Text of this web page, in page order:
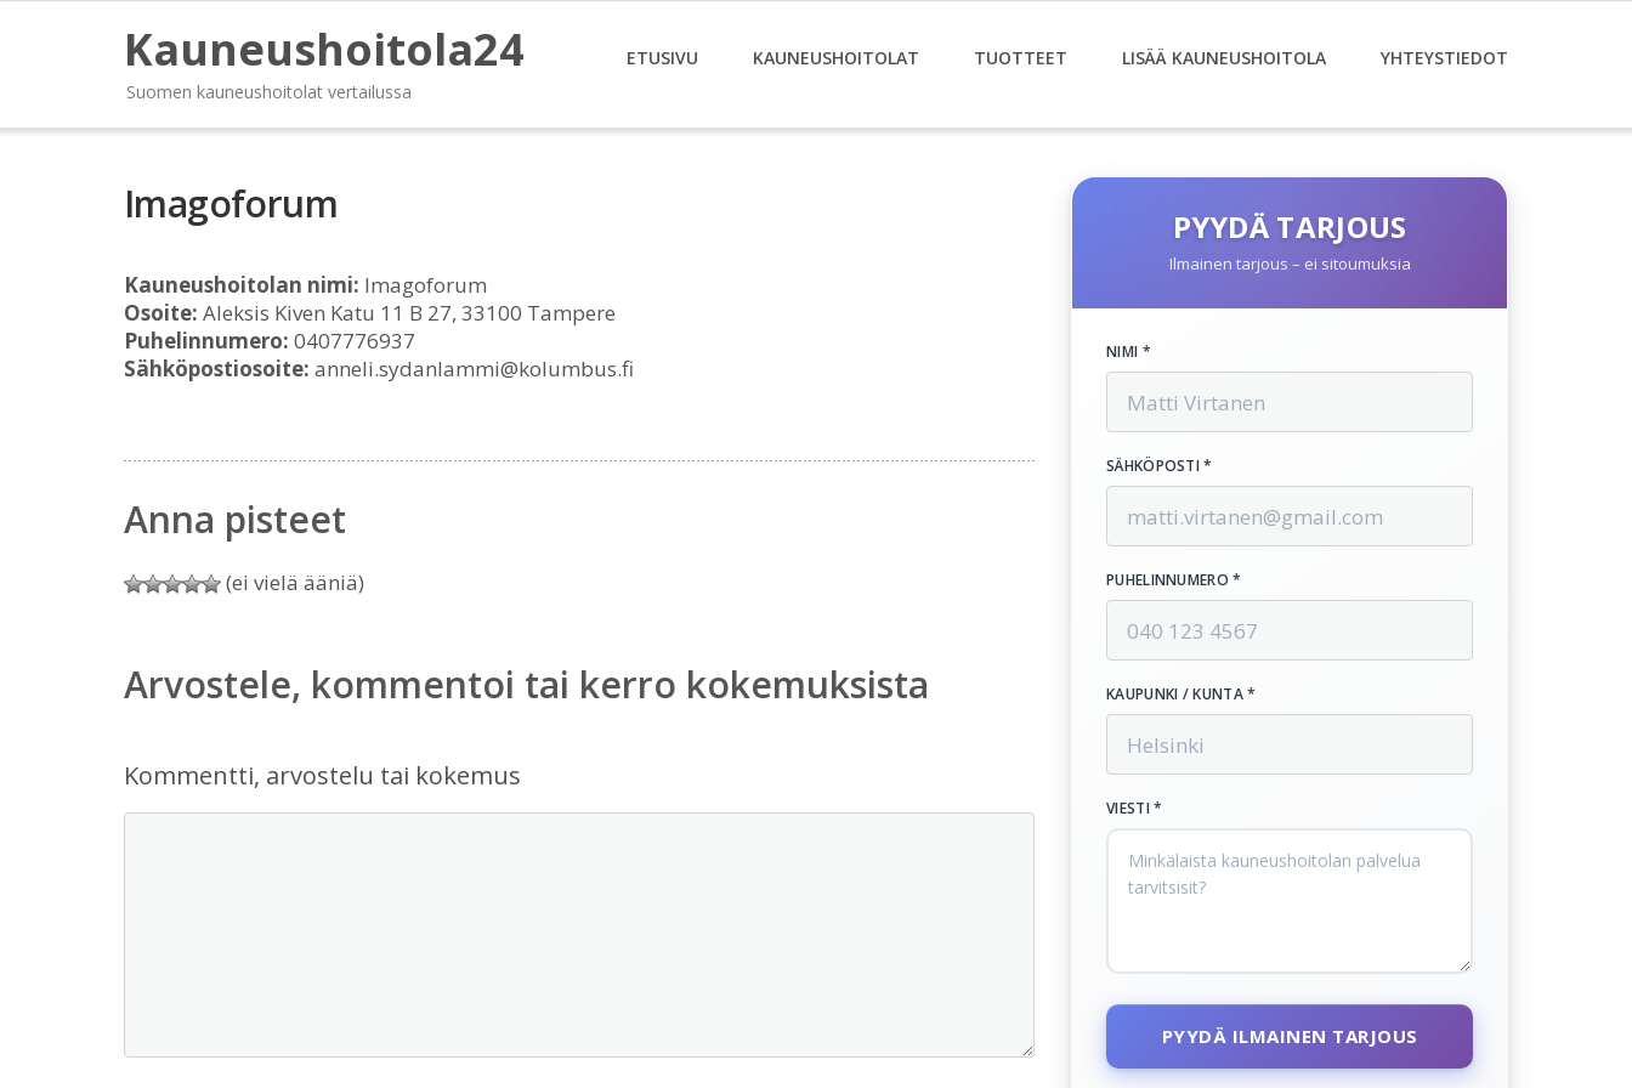
Kauneushoitola24
Suomen kauneushoitolat vertailussa
ETUSIVU KAUNEUSHOITOLAT TUOTTEET LISÄÄ KAUNEUSHOITOLA YHTEYSTIEDOT
Imagoforum
Kauneushoitolan nimi: Imagoforum
Osoite: Aleksis Kiven Katu 11 B 27, 33100 Tampere
Puhelinnumero: 0407776937
Sähköpostiosoite: anneli.sydanlammi@kolumbus.fi
Anna pisteet
(ei vielä ääniä)
Arvostele, kommentoi tai kerro kokemuksista
Kommentti, arvostelu tai kokemus
PYYDÄ TARJOUS
Ilmainen tarjous – ei sitoumuksia
NIMI *
SÄHKÖPOSTI *
PUHELINNUMERO *
KAUPUNKI / KUNTA *
VIESTI *
PYYDÄ ILMAINEN TARJOUS